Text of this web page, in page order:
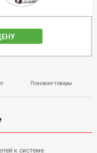
Похожие товары
к системе